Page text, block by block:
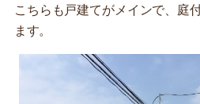
こちらも戸建てがメインで、庭
ます。